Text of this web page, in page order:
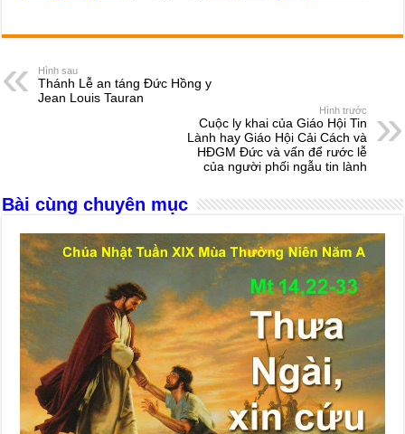
c
e
b
ss
e
n
at
A
e
d
s
er ail ar
Hình sau
Thánh Lễ an táng Đức Hồng y
Jean Louis Tauran
Hình trước
Cuộc ly khai của Giáo Hội Tin
Lành hay Giáo Hội Cải Cách và
HĐGM Đức và vấn để rước lễ
của người phối ngẫu tin lành
Bài cùng chuyên mục